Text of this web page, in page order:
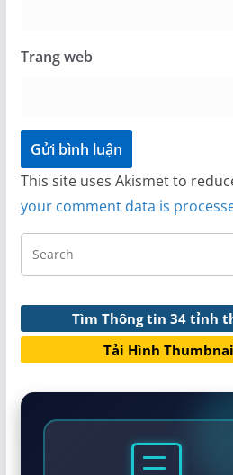
Trang web
This site uses Akismet to
your comment data is
Tìm Thông tin 34 tỉnh
Tải Hình